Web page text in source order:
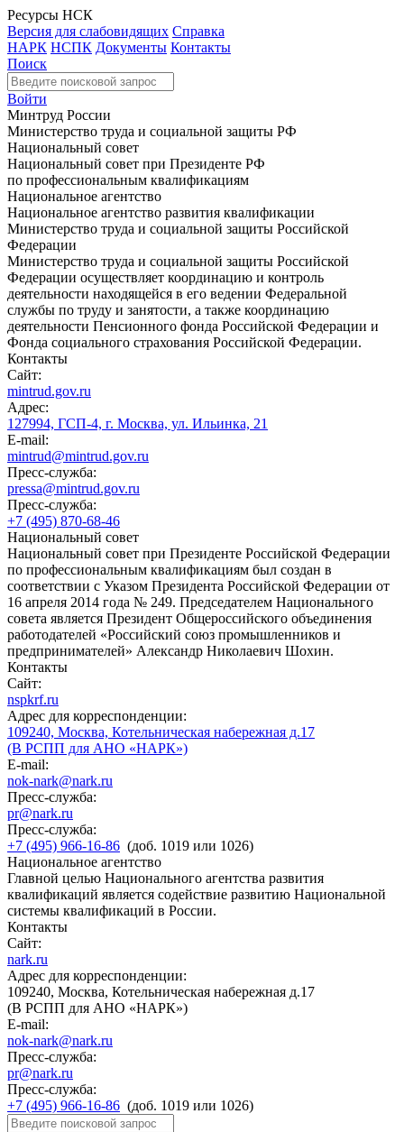
Ресурсы НСК
Версия для слабовидящих Справка
НАРК НСПК Документы Контакты
Поиск
Войти
Минтруд России
Министерство труда и социальной защиты РФ
Национальный совет
Национальный совет при Президенте РФ
по профессиональным квалификациям
Национальное агентство
Национальное агентство развития квалификации
Министерство труда и социальной защиты Российской
Федерации
Министерство труда и социальной защиты Российской
Федерации осуществляет координацию и контроль
деятельности находящейся в его ведении Федеральной
службы по труду и занятости, а также координацию
деятельности Пенсионного фонда Российской Федерации и
Фонда социального страхования Российской Федерации.
Контакты
Сайт:
mintrud.gov.ru
Адрес:
127994, ГСП-4, г. Москва, ул. Ильинка, 21
E-mail:
mintrud@mintrud.gov.ru
Пресс-служба:
pressa@mintrud.gov.ru
Пресс-служба:
+7 (495) 870-68-46
Национальный совет
Национальный совет при Президенте Российской Федерации
по профессиональным квалификациям был создан в
соответствии с Указом Президента Российской Федерации от
16 апреля 2014 года № 249. Председателем Национального
совета является Президент Общероссийского объединения
работодателей «Российский союз промышленников и
предпринимателей» Александр Николаевич Шохин.
Контакты
Сайт:
nspkrf.ru
Адрес для корреспонденции:
109240, Москва, Котельническая набережная д.17
(В РСПП для АНО «НАРК»)
E-mail:
nok-nark@nark.ru
Пресс-служба:
pr@nark.ru
Пресс-служба:
+7 (495) 966-16-86 (доб. 1019 или 1026)
Национальное агентство
Главной целью Национального агентства развития
квалификаций является содействие развитию Национальной
системы квалификаций в России.
Контакты
Сайт:
nark.ru
Адрес для корреспонденции:
109240, Москва, Котельническая набережная д.17
(В РСПП для АНО «НАРК»)
E-mail:
nok-nark@nark.ru
Пресс-служба:
pr@nark.ru
Пресс-служба:
+7 (495) 966-16-86 (доб. 1019 или 1026)